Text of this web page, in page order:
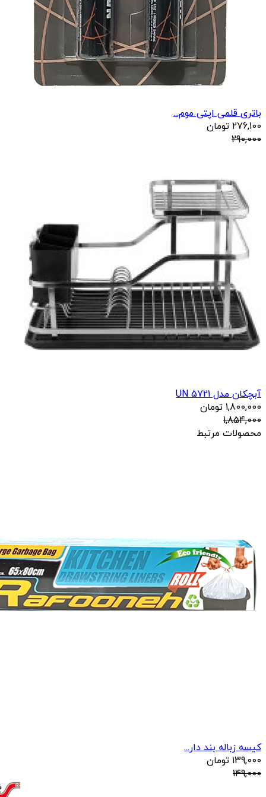
باتری قلمی اپتی موم...
276,100 تومان
290,000
آبچکان مدل UN 5721
1,800,000 تومان
1,854,000
محصولات مرتبط
کیسه زباله بند دار...
139,000 تومان
149,000